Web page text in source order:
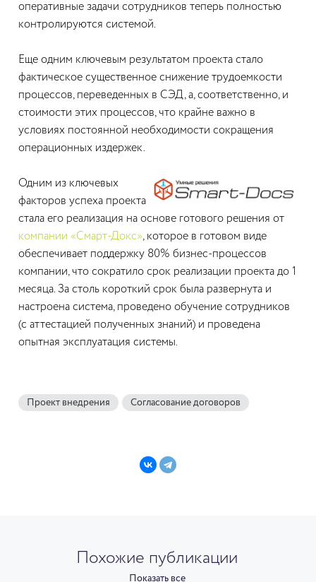
оперативные задачи сотрудников теперь полностью
контролируются системой.
Еще одним ключевым результатом проекта стало
фактическое существенное снижение трудоемкости
процессов, переведенных в СЭД, а, соответственно, и
стоимости этих процессов, что крайне важно в
условиях постоянной необходимости сокращения
операционных издержек.
Одним из ключевых
факторов успеха проекта
стала его реализация на основе готового решения от
компании «Смарт-Докс», которое в готовом виде
обеспечивает поддержку 80% бизнес-процессов
компании, что сократило срок реализации проекта до 1
месяца. За столь короткий срок была развернута и
настроена система, проведено обучение сотрудников
(с аттестацией полученных знаний) и проведена
опытная эксплуатация системы.
Проект внедрения Согласование договоров
Похожие публикации
Показать все